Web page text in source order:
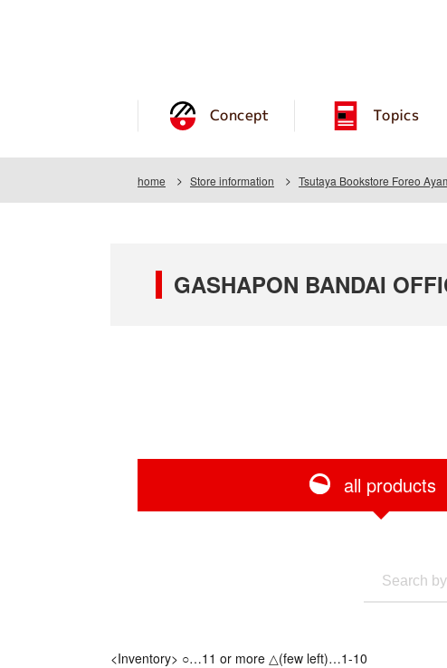
Concept Topics
home Store information Tsutaya Bookstore Foreo
GASHAPON BANDAI
all products
<Inventory> ○…11 or more △(few left)…1-10